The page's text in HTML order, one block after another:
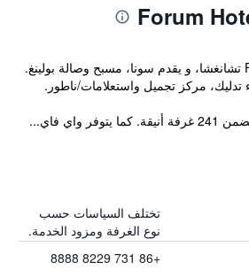
يقع هذا الفندق في Furong تشانغشا، و يقدم سونا، مسبح وصالة بولينغ.
تدليك، مركز تجميل واستعلامات/ناطور.
واي فاي...
تختلف السياسات حسب
نوع الغرفة ومزود الخدمة.
+86 731 8229 8888